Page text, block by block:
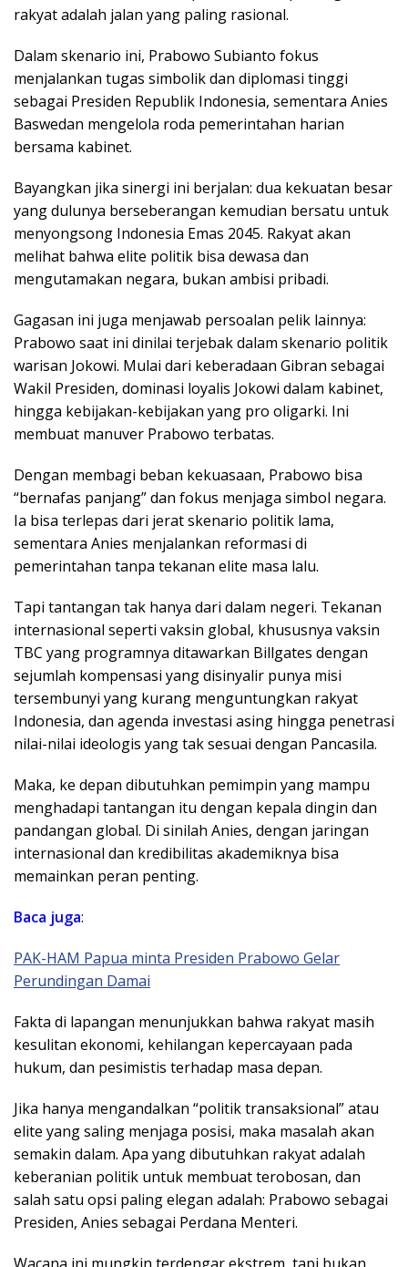
rakyat adalah jalan yang paling rasional.
Dalam skenario ini, Prabowo Subianto fokus
menjalankan tugas simbolik dan diplomasi tinggi
sebagai Presiden Republik Indonesia, sementara Anies
Baswedan mengelola roda pemerintahan harian
bersama kabinet.
Bayangkan jika sinergi ini berjalan: dua kekuatan besar
yang dulunya berseberangan kemudian bersatu untuk
menyongsong Indonesia Emas 2045. Rakyat akan
melihat bahwa elite politik bisa dewasa dan
mengutamakan negara, bukan ambisi pribadi.
Gagasan ini juga menjawab persoalan pelik lainnya:
Prabowo saat ini dinilai terjebak dalam skenario politik
warisan Jokowi. Mulai dari keberadaan Gibran sebagai
Wakil Presiden, dominasi loyalis Jokowi dalam kabinet,
hingga kebijakan-kebijakan yang pro oligarki. Ini
membuat manuver Prabowo terbatas.
Dengan membagi beban kekuasaan, Prabowo bisa
“bernafas panjang” dan fokus menjaga simbol negara.
Ia bisa terlepas dari jerat skenario politik lama,
sementara Anies menjalankan reformasi di
pemerintahan tanpa tekanan elite masa lalu.
Tapi tantangan tak hanya dari dalam negeri. Tekanan
internasional seperti vaksin global, khususnya vaksin
TBC yang programnya ditawarkan Billgates dengan
sejumlah kompensasi yang disinyalir punya misi
tersembunyi yang kurang menguntungkan rakyat
Indonesia, dan agenda investasi asing hingga penetrasi
nilai-nilai ideologis yang tak sesuai dengan Pancasila.
Maka, ke depan dibutuhkan pemimpin yang mampu
menghadapi tantangan itu dengan kepala dingin dan
pandangan global. Di sinilah Anies, dengan jaringan
internasional dan kredibilitas akademiknya bisa
memainkan peran penting.
Baca juga:
PAK-HAM Papua minta Presiden Prabowo Gelar
Perundingan Damai
Fakta di lapangan menunjukkan bahwa rakyat masih
kesulitan ekonomi, kehilangan kepercayaan pada
hukum, dan pesimistis terhadap masa depan.
Jika hanya mengandalkan “politik transaksional” atau
elite yang saling menjaga posisi, maka masalah akan
semakin dalam. Apa yang dibutuhkan rakyat adalah
keberanian politik untuk membuat terobosan, dan
salah satu opsi paling elegan adalah: Prabowo sebagai
Presiden, Anies sebagai Perdana Menteri.